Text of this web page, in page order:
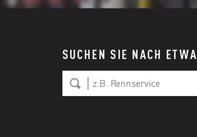
SUCHEN SIE NACH